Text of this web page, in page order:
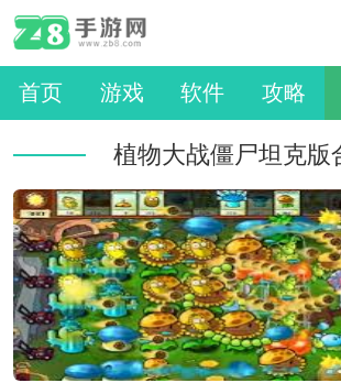
首页 游戏 软件 攻略
植物大战僵尸坦克版